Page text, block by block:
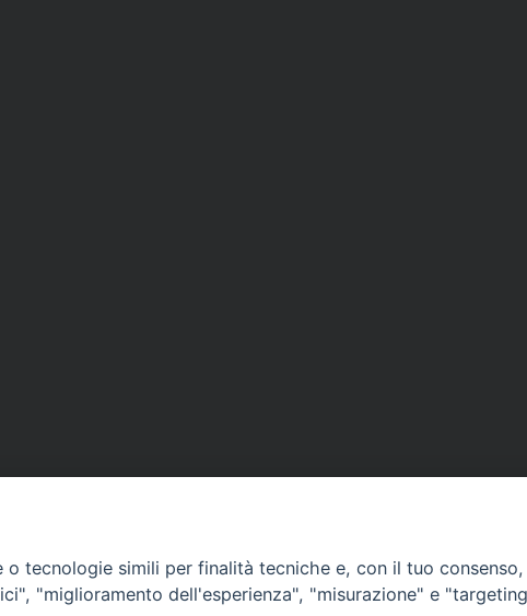
o tecnologie simili per finalità tecniche e, con il tuo
"miglioramento dell'esperienza", "misurazione" e